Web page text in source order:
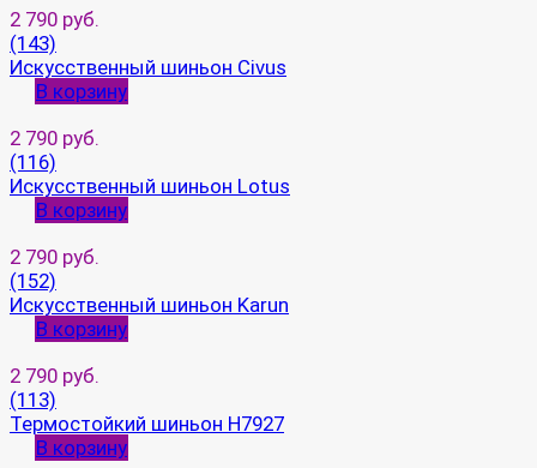
2 790 руб.
(143)
Искусственный шиньон Civus
В корзину
2 790 руб.
(116)
Искусственный шиньон Lotus
В корзину
2 790 руб.
(152)
Искусственный шиньон Karun
В корзину
2 790 руб.
(113)
Термостойкий шиньон H7927
В корзину